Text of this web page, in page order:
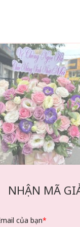
Hộp hoa 122
ngay
NHẬN MÃ
của bạn*